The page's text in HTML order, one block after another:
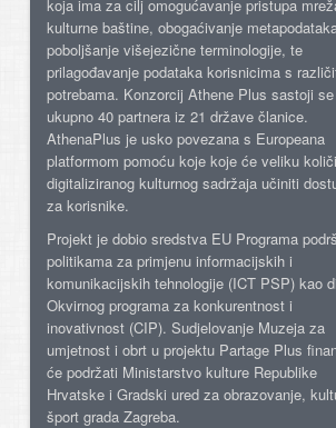
koja ima za cilj omogućavanje pristupa
kulturne baštine, obogaćivanje
poboljšanje višejezične terminologije, te
prilagođavanje podataka korisnicima s
potrebama. Konzorcij Athene Plus sastoji
ukupno 40 partnera iz 21 države članice.
AthenaPlus je usko povezana s Europeana
platformom pomoću koje koje će veliku
digitaliziranog kulturnog sadržaja učiniti
za korisnike.
Projekt je dobio sredstva EU Programa
politikama za primjenu informacijskih i
komunikacijskih tehnologije (ICT PSP) kao
Okvirnog programa za konkurentnost i
inovativnost (CIP). Sudjelovanje Muzeja za
umjetnost i obrt u projektu Partage Plus
će podržati Ministarstvo kulture Republike
Hrvatske i Gradski ured za obrazovanje,
šport grada Zagreba.